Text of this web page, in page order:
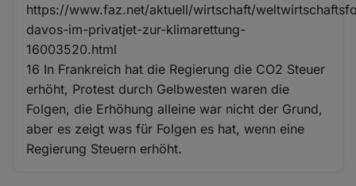
https://www.faz.net/aktuell/wirtschaft/
davos-im-privatjet-zur-klimarettung-
16003520.html
16 In Frankreich hat die Regierung die CO2 Steuer
erhöht, Protest durch Gelbwesten waren die
Folgen, die Erhöhung alleine war nicht der Grund,
aber es zeigt was für Folgen es hat, wenn eine
Regierung Steuern erhöht.